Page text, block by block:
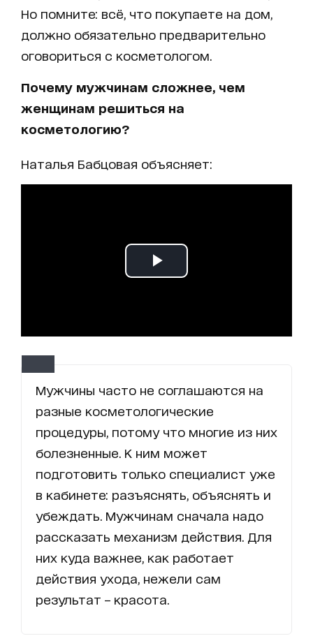
Но помните: всё, что покупаете на дом,
должно обязательно предварительно
оговориться с косметологом.
Почему мужчинам сложнее, чем
женщинам решиться на
косметологию?
Наталья Бабцовая объясняет:
Мужчины часто не соглашаются на
разные косметологические
процедуры, потому что многие из них
болезненные. К ним может
подготовить только специалист уже
в кабинете: разъяснять, объяснять и
убеждать. Мужчинам сначала надо
рассказать механизм действия. Для
них куда важнее, как работает
действия ухода, нежели сам
результат – красота.